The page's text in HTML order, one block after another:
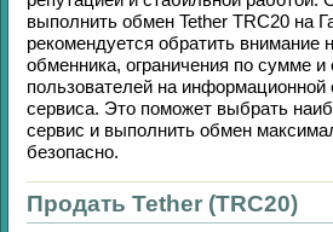
выполнить обмен Tether TRC20 на
рекомендуется обратить внимание
обменника, ограничения по сумме и
пользователей на информационной
сервиса. Это поможет выбрать
сервис и выполнить обмен
безопасно.
Продать Tether (TRC20)